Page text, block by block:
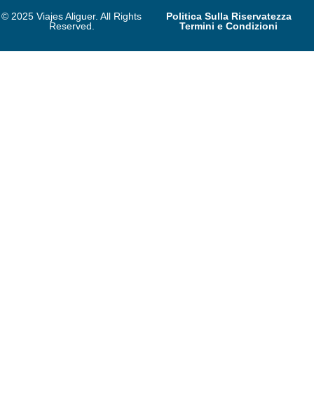
© 2025 Viajes Aliguer. All Rights
Reserved.
Politica Sulla Riservatezza
Termini e Condizioni